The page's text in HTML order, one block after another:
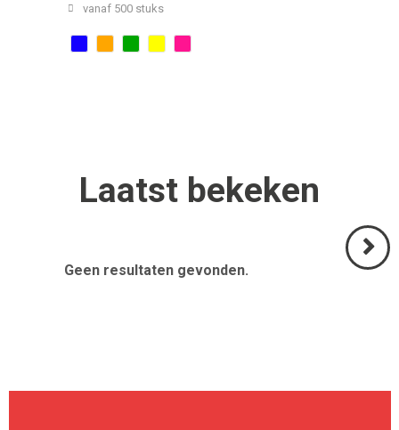
vanaf 500 stuks
Laatst bekeken
Geen resultaten gevonden.